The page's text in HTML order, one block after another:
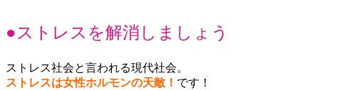
●ストレスを解消しましょう
ストレス社会と言われる現代社会。
ストレスは女性ホルモンの天敵！ です！